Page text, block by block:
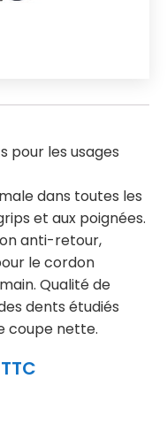
pour les usages
dans toutes les
et aux poignées.
anti-retour,
le cordon
Qualité de
dents étudiés
coupe nette.
TTC